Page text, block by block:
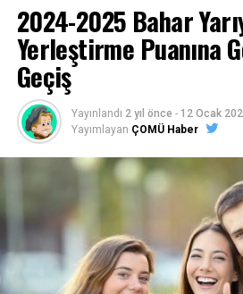
İLIŞKILI BAŞLIKLAR:
BIR SONRAKI
Biga MYO BİAD Başkan Vekili Faik
KAÇIRMAYIN
Tıp Bayramı
2024-2025 Bahar
Yerleştirme Puanına
Geçiş
Yayınlandı 2 yıl önce - 12 Ocak
Yayımlayan ÇOMÜ Haber